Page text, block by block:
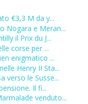
€3,3 M da y...
Nogara e Meran...
il Prix du J...
corse per ...
enigmatico ...
Henry II Sta...
verso le Susse...
Il fi...
venduto...